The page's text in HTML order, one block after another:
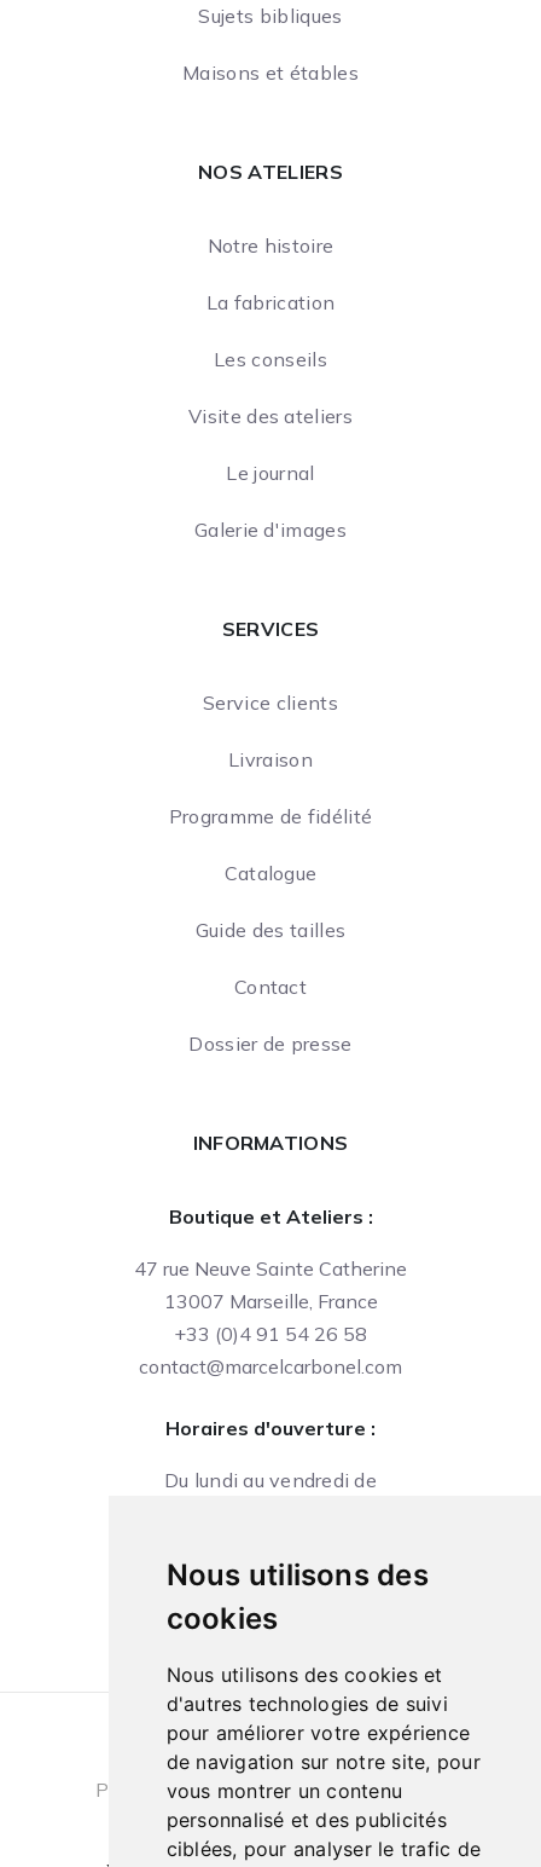
Nous utilisons des
cookies
Nous utilisons des cookies et
d'autres technologies de suivi
pour améliorer votre expérience
de navigation sur notre site, pour
vous montrer un contenu
personnalisé et des publicités
ciblées, pour analyser le trafic de
Sujets bibliques
Maisons et étables
NOS ATELIERS
Notre histoire
La fabrication
Les conseils
Visite des ateliers
Le journal
Galerie d'images
SERVICES
Service clients
Livraison
Programme de fidélité
Catalogue
Guide des tailles
Contact
Dossier de presse
INFORMATIONS
Boutique et Ateliers :
47 rue Neuve Sainte Catherine
13007 Marseille, France
+33 (0)4 91 54 26 58
contact@marcelcarbonel.com
Horaires d'ouverture :
Du lundi au vendredi de
10h à 13h et de 14h à 18h
Conditions générales de ventes
|
Politique de confidentialité
| Cookies